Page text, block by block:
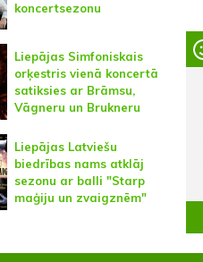
koncertsezonu
Liepājas Simfoniskais
orķestris vienā koncertā
satiksies ar Brāmsu,
Vāgneru un Brukneru
Liepājas Latviešu
biedrības nams atklāj
sezonu ar balli "Starp
maģiju un zvaigznēm"